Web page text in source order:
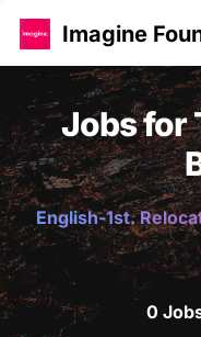
Imagine
Jobs for
English-1st.
0